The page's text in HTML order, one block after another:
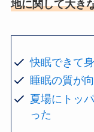
地に関して大き
快眠できて
睡眠の質が
夏場にトッ
った